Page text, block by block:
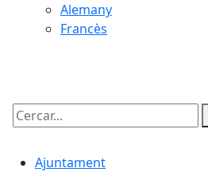
Alemany
Francès
Cercar:
Ajuntament